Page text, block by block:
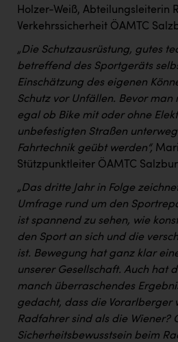
Holzer-Weiß, Abteilungsleiterin
Verkehrssicherheit ÖAMTC
„Die Schutzausrüstung, gutes
betreffend des Sportgeräts
Einschätzung des eigenen
Schutz vor Unfällen. Bevor
egal ob Bike mit oder ohne
unbefestigten Straßen
Fahrtechnik geübt werden“,
Stützpunktleiter ÖAMTC
„Das dritte Jahr in Folge
Umfrage rund um den
ist spannend zu sehen, wie
den Sport an sich und die
ist. Bewegung hat ganz klar
unserer Gesellschaft. Auch hat
manch überraschendes
gedacht, dass die Vorarlberger
Radfahrer sind als die Wiener?
Sicherheitsbewusstsein beim